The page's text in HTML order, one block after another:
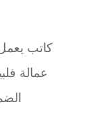
كاتب
عمالة